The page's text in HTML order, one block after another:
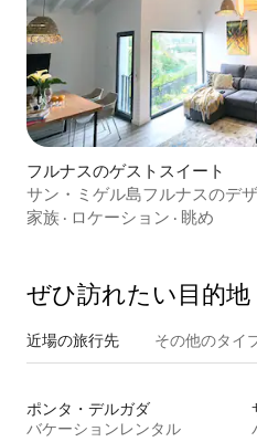
フルナスのゲストスイート
サン・ミゲル島フルナスのデ
家族 · ロケーション · 眺め
ぜひ訪⁠れ⁠た⁠い目⁠的⁠地
近場の旅行先 その他のタ⁠イ⁠
ポンタ・デルガダ
バケーションレンタル